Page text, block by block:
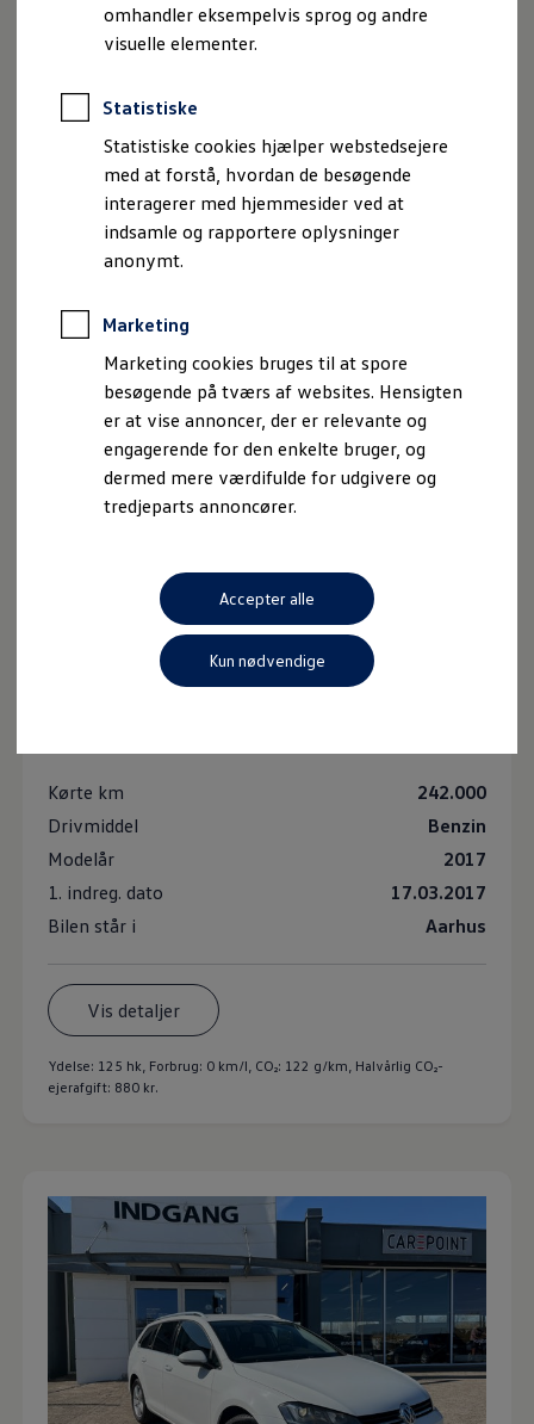
01.04.1996
1. indreg. dato
Bilen står i
Vis detaljer
ejerafgift: 2.420 kr.
VW Golf VII 1,4 TSi 125 Comfortline
242.000
Kørte km
Benzin
Drivmiddel
2017
Modelår
17.03.2017
1. indreg. dato
Aarhus
Bilen står i
Vis detaljer
Ydelse: 125 hk, Forbrug: 0 km/l, CO₂: 122 g/km , Halvårlig CO₂-
ejerafgift: 880 kr.
omhandler eksempelvis sprog og andre
visuelle elementer.
Statistiske
Statistiske cookies hjælper webstedsejere
med at forstå, hvordan de besøgende
interagerer med hjemmesider ved at
indsamle og rapportere oplysninger
anonymt.
Marketing
Marketing cookies bruges til at spore
besøgende på tværs af websites. Hensigten
er at vise annoncer, der er relevante og
engagerende for den enkelte bruger, og
dermed mere værdifulde for udgivere og
tredjeparts annoncører.
Accepter alle
Kun nødvendige